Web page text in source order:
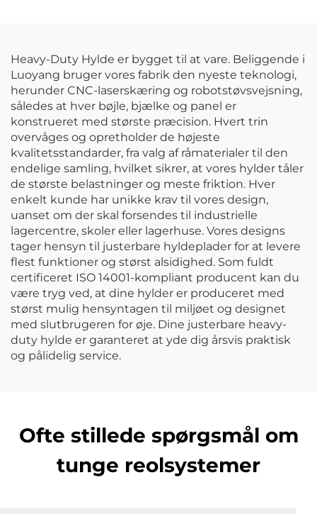
Heavy-Duty Hylde er bygget til at vare. Beliggende i
Luoyang bruger vores fabrik den nyeste teknologi,
herunder CNC-laserskæring og robotstøvsvejsning,
således at hver bøjle, bjælke og panel er
konstrueret med største præcision. Hvert trin
overvåges og opretholder de højeste
kvalitetsstandarder, fra valg af råmaterialer til den
endelige samling, hvilket sikrer, at vores hylder tåler
de største belastninger og meste friktion. Hver
enkelt kunde har unikke krav til vores design,
uanset om der skal forsendes til industrielle
lagercentre, skoler eller lagerhuse. Vores designs
tager hensyn til justerbare hyldeplader for at levere
flest funktioner og størst alsidighed. Som fuldt
certificeret ISO 14001-kompliant producent kan du
være tryg ved, at dine hylder er produceret med
størst mulig hensyntagen til miljøet og designet
med slutbrugeren for øje. Dine justerbare heavy-
duty hylde er garanteret at yde dig årsvis praktisk
og pålidelig service.
Ofte stillede spørgsmål om
tunge reolsystemer